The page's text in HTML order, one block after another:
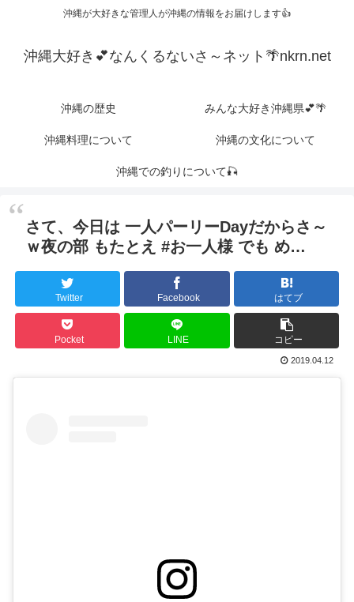
沖縄が大好きな管理人が沖縄の情報をお届けします👍
沖縄大好き💕なんくるないさ～ネット🌴nkrn.net
沖縄の歴史 みんな大好き沖縄県💕🌴
沖縄料理について 沖縄の文化について
沖縄での釣りについて🎣
さて、今日は 一人パーリーDayだからさ～
ｗ夜の部 もたとえ #お一人様 でも め…
Twitter Facebook はてブ
Pocket LINE コピー
2019.04.12